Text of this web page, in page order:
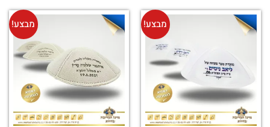
מבצע! מבצע!